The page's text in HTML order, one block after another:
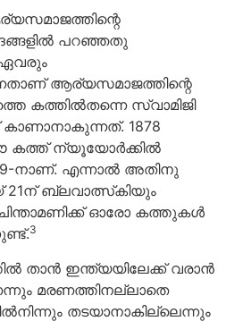
പറഞ്ഞതു
ആര്യസമാജത്തിന്റെ
കത്തില്‍തന്നെ സ്വാമിജി
1878
കത്ത് ന്യൂയോര്‍ക്കില്‍
നാണ്. എന്നാല്‍ അതിനു
21ന് ബ്ലവാത്സ്‌കിയും
ഓരോ കത്തുകള്‍
3
താന്‍ ഇന്ത്യയിലേക്ക് വരാന്‍
മരണത്തിനല്ലാതെ
തടയാനാകില്ലെന്നും